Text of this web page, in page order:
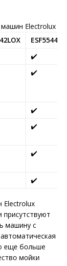
Electrolux
✔️
✔️
✔️
✔️
✔️
✔️
Electrolux
машину с
еще больше
мойки